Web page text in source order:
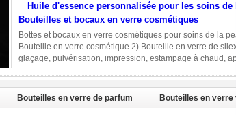
Huile d'essence personnalisée pour les soins de
Bouteilles et bocaux en verre cosmétiques
Bottes et bocaux en verre cosmétiques pour soins de la
Bouteille en verre cosmétique 2) Bouteille en verre de
glaçage, pulvérisation, impression, estampage à chaud,
Bouteilles en verre de parfum Bouteilles en verre